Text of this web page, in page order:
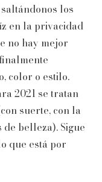
los
en la privacidad
no hay mejor
color o estilo.
2021 se tratan
suerte, con la
belleza). Sigue
que está por